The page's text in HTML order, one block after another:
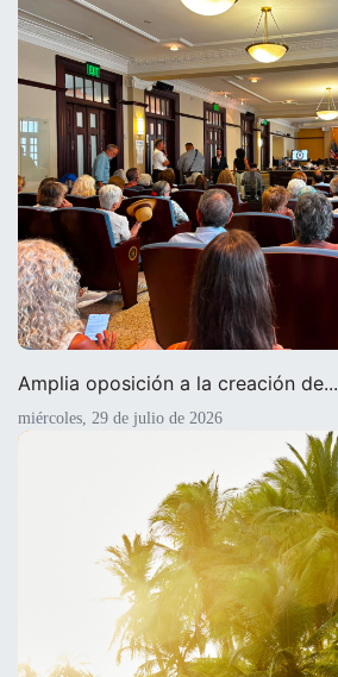
Amplia oposición a la creación de...
miércoles, 29 de julio de 2026